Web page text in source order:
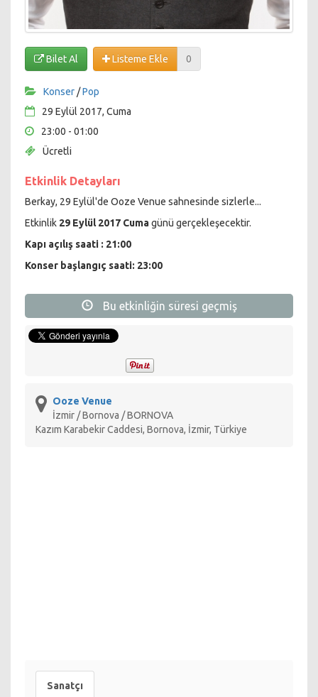
Bilet Al Listeme Ekle 0
Konser/Pop
29 Eylül 2017, Cuma
23:00 - 01:00
Ücretli
Etkinlik Detayları
Berkay, 29 Eylül'de Ooze Venue sahnesinde sizlerle...
Etkinlik 29 Eylül 2017 Cumagünü gerçekleşecektir.
Kapı açılış saati : 21:00
Konser başlangıç saati: 23:00
Bu etkinliğin süresi geçmiş
Ooze Venue
İzmir / Bornova / BORNOVA
Kazım Karabekir Caddesi, Bornova, İzmir, Türkiye
Sanatçı